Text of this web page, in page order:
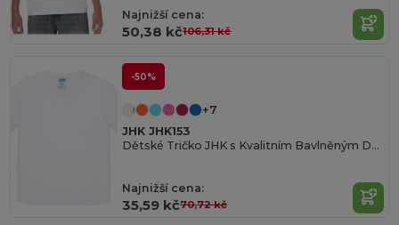
Najnižší cena:
50,38 kč106,31 kč
-50%
+7
JHK JHK153
Dětské Tričko JHK s Kvalitním Bavlněným Dotykem
Najnižší cena:
35,59 kč70,72 kč